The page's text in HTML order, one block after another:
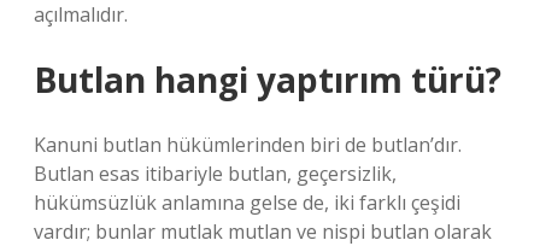
açılmalıdır.
Butlan hangi yaptırım türü?
Kanuni butlan hükümlerinden biri de butlan’dır.
Butlan esas itibariyle butlan, geçersizlik,
hükümsüzlük anlamına gelse de, iki farklı çeşidi
vardır; bunlar mutlak mutlan ve nispi butlan olarak